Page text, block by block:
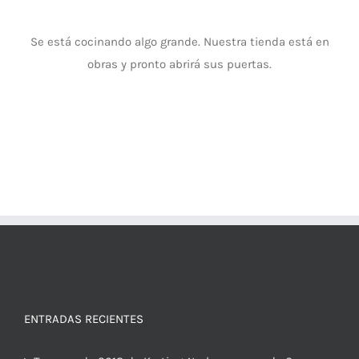
Se está cocinando algo grande. Nuestra tienda está en
obras y pronto abrirá sus puertas.
ENTRADAS RECIENTES